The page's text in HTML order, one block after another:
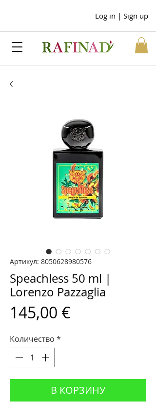
Log in | Sign up
Артикул: 8050628980576
Speachless 50 ml |
Lorenzo Pazzaglia
145,00 €
Количество *
В КОРЗИНУ